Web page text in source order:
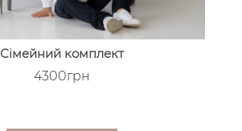
Сімейний комплект
4300грн